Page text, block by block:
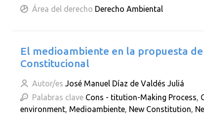
Área del derecho Derecho Ambiental
El medioambiente en la propuesta
Constitucional
Autor/es José Manuel Díaz de Valdés Juliá
Palabras clave Cons - titution-Making Process,
environment, Medioambiente, New Constitution,